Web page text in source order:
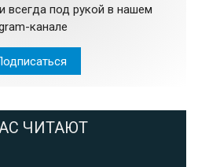
всегда под рукой в нашем
канале
ЧИТАЮТ